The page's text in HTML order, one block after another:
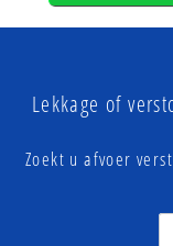
Lekkage of
Zoekt u afvoer